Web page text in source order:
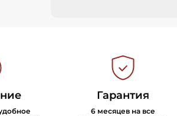
Гарантия
6 месяцев на все